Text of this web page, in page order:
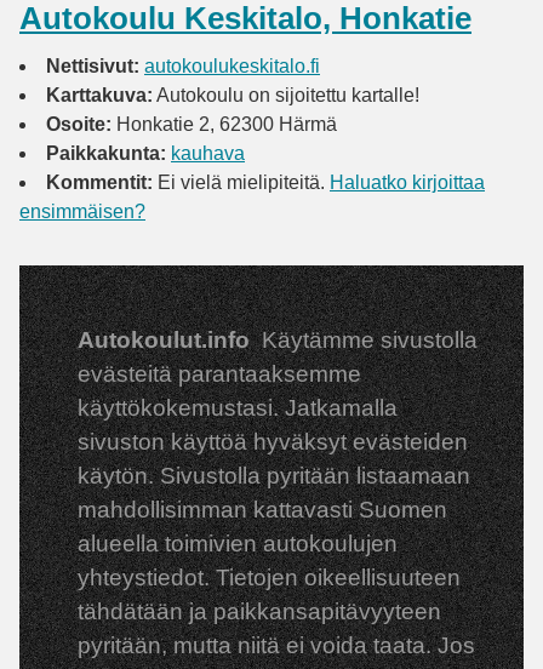
Autokoulu Keskitalo, Honkatie
Nettisivut: autokoulukeskitalo.fi
Karttakuva: Autokoulu on sijoitettu kartalle!
Osoite: Honkatie 2, 62300 Härmä
Paikkakunta: kauhava
Kommentit: Ei vielä mielipiteitä. Haluatko kirjoittaa
ensimmäisen?
Autokoulut.info Käytämme sivustolla
evästeitä parantaaksemme
käyttökokemustasi. Jatkamalla
sivuston käyttöä hyväksyt evästeiden
käytön. Sivustolla pyritään listaamaan
mahdollisimman kattavasti Suomen
alueella toimivien autokoulujen
yhteystiedot. Tietojen oikeellisuuteen
tähdätään ja paikkansapitävyyteen
pyritään, mutta niitä ei voida taata. Jos